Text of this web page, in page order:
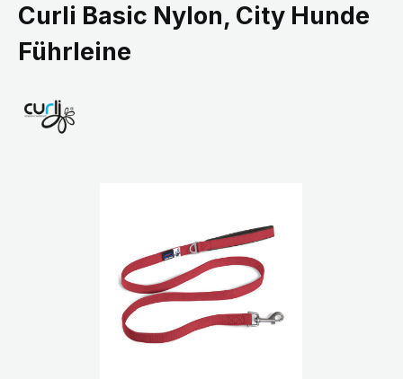
Curli Basic Nylon, City Hunde
Führleine